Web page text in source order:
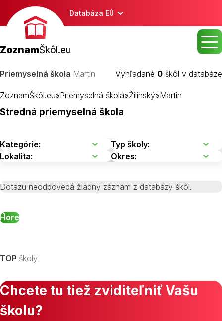
Databáza EÚ
ZoznamŠkôl.eu
Priemyselná škola Martin Vyhľadané 0 škôl v databáze
ZoznamŠkôl.eu»Priemyselná škola»Žilinský»Martin
Stredná priemyselná škola
Dotazu neodpovedá žiadny záznam z databázy škôl.
Hore
TOP školy
Chcete tu tiež zviditeľniť Vašu
školu?